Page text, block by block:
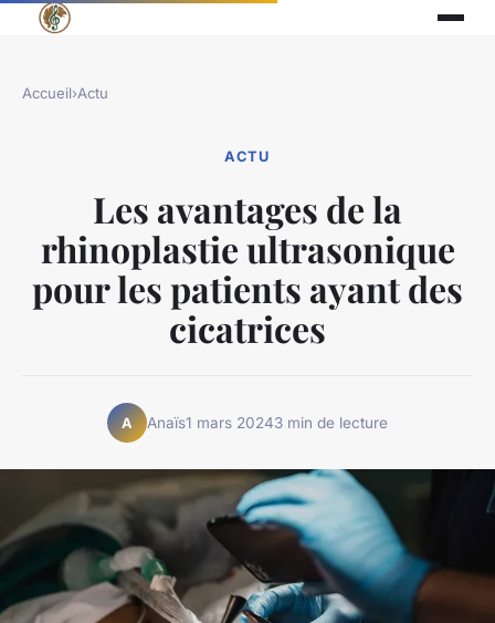
Accueil›Actu
ACTU
Les avantages de la
rhinoplastie ultrasonique
pour les patients ayant des
cicatrices
A Anaïs1 mars 20243 min de lecture